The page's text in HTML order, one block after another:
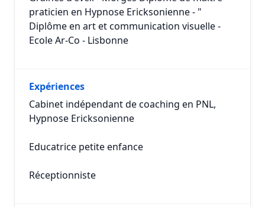
praticien en Hypnose Ericksonienne - "
Diplôme en art et communication visuelle -
Ecole Ar-Co - Lisbonne
Expériences
Cabinet indépendant de coaching en PNL,
Hypnose Ericksonienne
Educatrice petite enfance
Réceptionniste